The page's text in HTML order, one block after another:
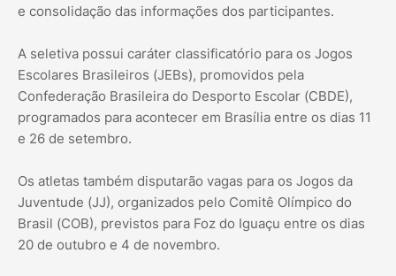
e consolidação das informações dos participantes.
A seletiva possui caráter classificatório para os Jogos
Escolares Brasileiros (JEBs), promovidos pela
Confederação Brasileira do Desporto Escolar (CBDE),
programados para acontecer em Brasília entre os dias 11
e 26 de setembro.
Os atletas também disputarão vagas para os Jogos da
Juventude (JJ), organizados pelo Comitê Olímpico do
Brasil (COB), previstos para Foz do Iguaçu entre os dias
20 de outubro e 4 de novembro.